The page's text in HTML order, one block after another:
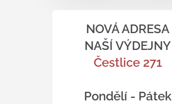
NOVÁ ADRESA
NAŠÍ VÝDEJNY
Čestlice 271
Pondělí - Pátek